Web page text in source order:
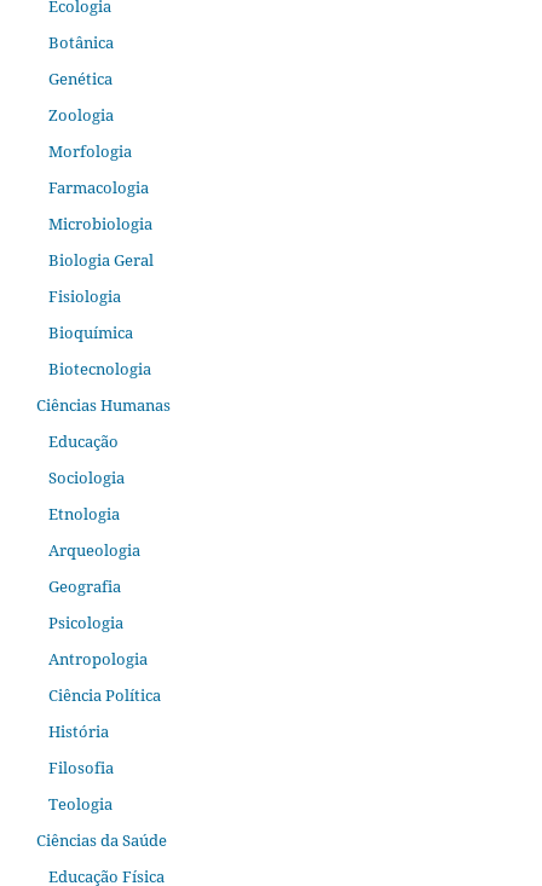
Ecologia
Botânica
Genética
Zoologia
Morfologia
Farmacologia
Microbiologia
Biologia Geral
Fisiologia
Bioquímica
Biotecnologia
Ciências Humanas
Educação
Sociologia
Etnologia
Arqueologia
Geografia
Psicologia
Antropologia
Ciência Política
História
Filosofia
Teologia
Ciências da Saúde
Educação Física